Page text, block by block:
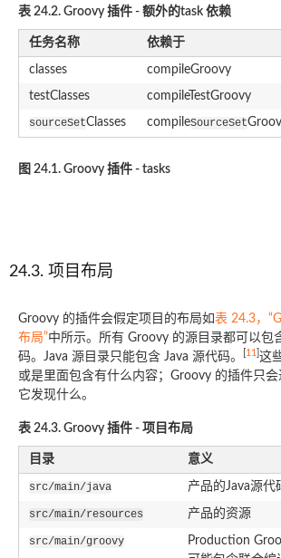
表 24.2. Groovy 插件 - 额外的task 依赖
任务名称 依赖于
classes compileGroovy
testClasses compileTestGroovy
sourceSetClasses compileSourceSet
图 24.1. Groovy 插件 - tasks
24.3. 项目布局
Groovy 的插件会假定项目的布局如表 24.3，
布局”中所示。所有 Groovy 的源目录都可以包
码。Java 源目录只能包含 Java 源代码。
11 这
或是里面包含有什么内容；Groovy 的插件只
它发现什么。
表 24.3. Groovy 插件 - 项目布局
目录 意义
src/main/java 产品的Java源代
src/main/resources 产品的资源
src/main/groovy
Production